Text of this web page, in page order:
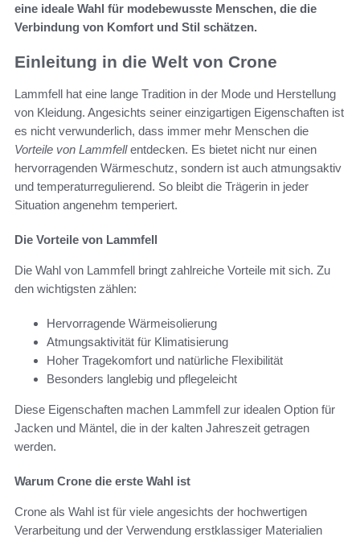
eine ideale Wahl für modebewusste Menschen, die die
Verbindung von Komfort und Stil schätzen.
Einleitung in die Welt von Crone
Lammfell hat eine lange Tradition in der Mode und Herstellung
von Kleidung. Angesichts seiner einzigartigen Eigenschaften ist
es nicht verwunderlich, dass immer mehr Menschen die
Vorteile von Lammfellentdecken. Es bietet nicht nur einen
hervorragenden Wärmeschutz, sondern ist auch atmungsaktiv
und temperaturregulierend. So bleibt die Trägerin in jeder
Situation angenehm temperiert.
Die Vorteile von Lammfell
Die Wahl von Lammfell bringt zahlreiche Vorteile mit sich. Zu
den wichtigsten zählen:
Hervorragende Wärmeisolierung
Atmungsaktivität für Klimatisierung
Hoher Tragekomfort und natürliche Flexibilität
Besonders langlebig und pflegeleicht
Diese Eigenschaften machen Lammfell zur idealen Option für
Jacken und Mäntel, die in der kalten Jahreszeit getragen
werden.
Warum Crone die erste Wahl ist
Crone als Wahl ist für viele angesichts der hochwertigen
Verarbeitung und der Verwendung erstklassiger Materialien